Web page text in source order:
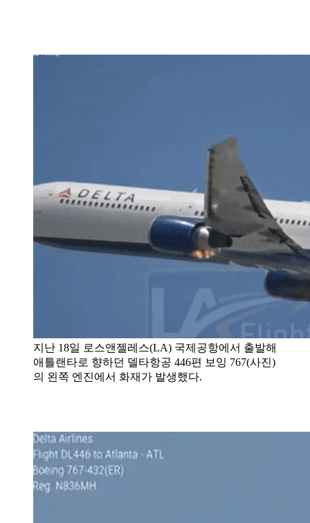
지난 18일 로스앤젤레스(LA) 국제공항에서 출발해
애틀랜타로 향하던 델타항공 446편 보잉 767(사진)
의 왼쪽 엔진에서 화재가 발생했다.